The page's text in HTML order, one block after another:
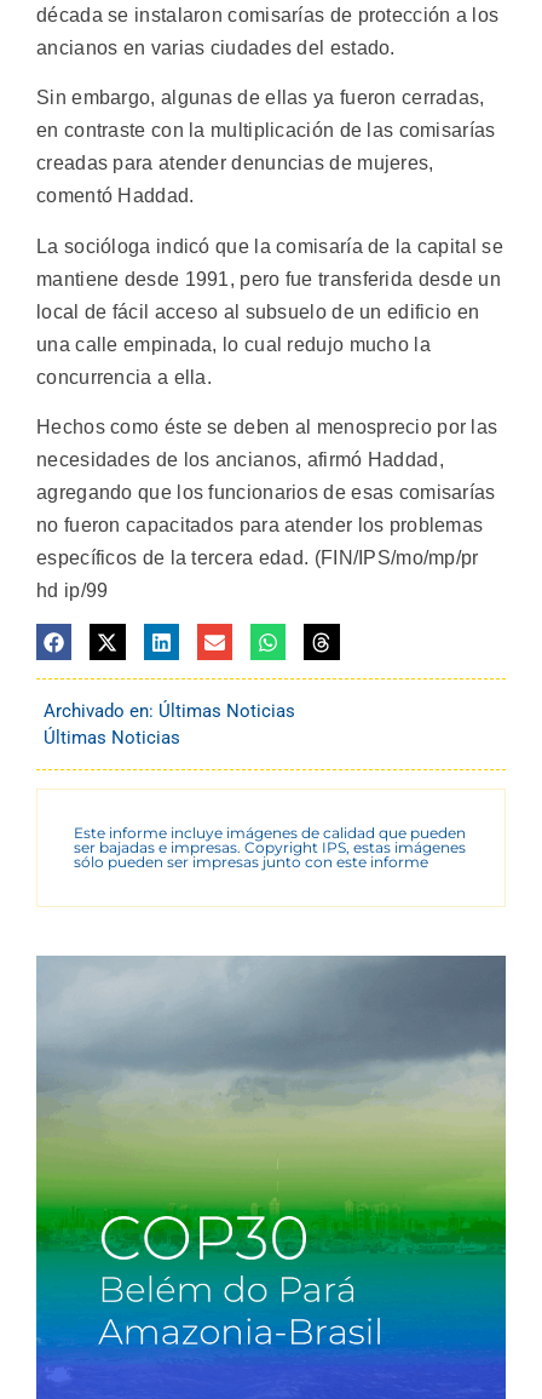
década se instalaron comisarías de protección a los
ancianos en varias ciudades del estado.
Sin embargo, algunas de ellas ya fueron cerradas,
en contraste con la multiplicación de las comisarías
creadas para atender denuncias de mujeres,
comentó Haddad.
La socióloga indicó que la comisaría de la capital se
mantiene desde 1991, pero fue transferida desde un
local de fácil acceso al subsuelo de un edificio en
una calle empinada, lo cual redujo mucho la
concurrencia a ella.
Hechos como éste se deben al menosprecio por las
necesidades de los ancianos, afirmó Haddad,
agregando que los funcionarios de esas comisarías
no fueron capacitados para atender los problemas
específicos de la tercera edad. (FIN/IPS/mo/mp/pr
hd ip/99
Archivado en: Últimas Noticias
Últimas Noticias
Este informe incluye imágenes de calidad que pueden
ser bajadas e impresas. Copyright IPS, estas imágenes
sólo pueden ser impresas junto con este informe